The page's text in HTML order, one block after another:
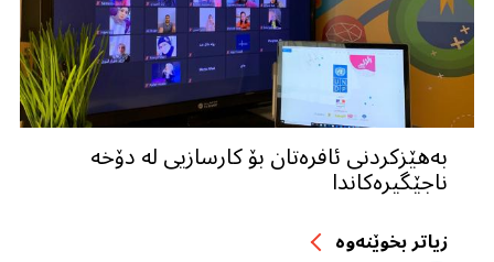
بەهێزکردنی ئافرەتان بۆ کارسازیی لە دۆخە
ناجێگیرەکاندا
زیاتر بخوێنه‌وه‌